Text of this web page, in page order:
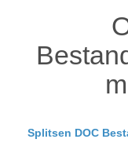
Splitsen DOC